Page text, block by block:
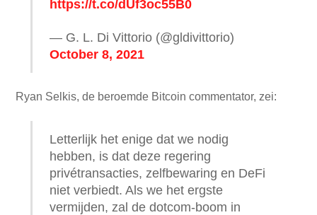
https://t.co/dUf3oc55B0
— G. L. Di Vittorio (@gldivittorio)
October 8, 2021
Ryan Selkis, de beroemde Bitcoin commentator, zei:
Letterlijk het enige dat we nodig
hebben, is dat deze regering
privétransacties, zelfbewaring en DeFi
niet verbiedt. Als we het ergste
vermijden, zal de dotcom-boom in